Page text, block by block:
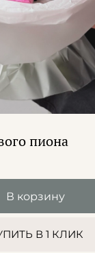
пиона
В корзину
В 1 КЛИК